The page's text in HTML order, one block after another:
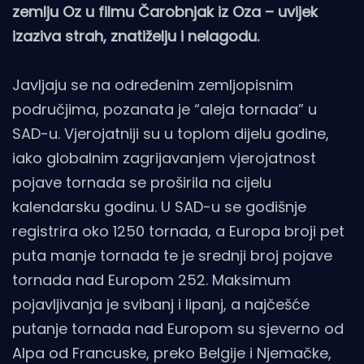
zemlju Oz u filmu Čarobnjak iz Oza – uvijek
izaziva strah, znatiželju i nelagodu.
Javljaju se na određenim zemljopisnim
područjima, pozanata je “aleja tornada” u
SAD-u. Vjerojatniji su u toplom dijelu godine,
iako globalnim zagrijavanjem vjerojatnost
pojave tornada se proširila na cijelu
kalendarsku godinu. U SAD-u se godišnje
registrira oko 1250 tornada, a Europa broji pet
puta manje tornada te je srednji broj pojave
tornada nad Europom 252. Maksimum
pojavljivanja je svibanj i lipanj, a najčešće
putanje tornada nad Europom su sjeverno od
Alpa od Francuske, preko Belgije i Njemačke,